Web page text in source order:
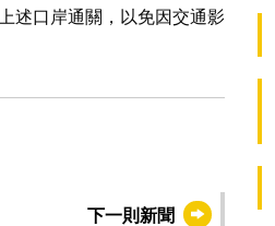
述口岸通關，以免因交通影
下一則新聞